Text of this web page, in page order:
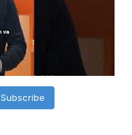
Subscribe